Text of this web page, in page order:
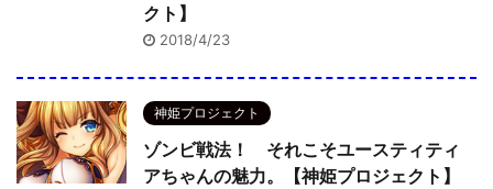
クト】
2018/4/23
神姫プロジェクト
ゾンビ戦法！ それこそユースティティ
アちゃんの魅力。【神姫プロジェクト】